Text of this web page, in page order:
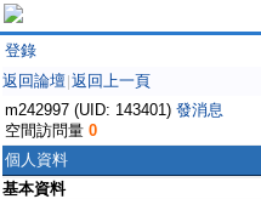
登錄
返回論壇 返回上一頁
m242997 (UID: 143401) 發消息
空間訪問量 0
個人資料
基本資料